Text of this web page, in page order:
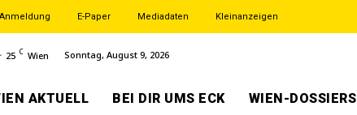
E-Paper Mediadaten Kleinanzeigen
25 C Wien Sonntag, August 9, 2026
AKTUELL BEI DIR UMS ECK WIEN-DOSSIERS